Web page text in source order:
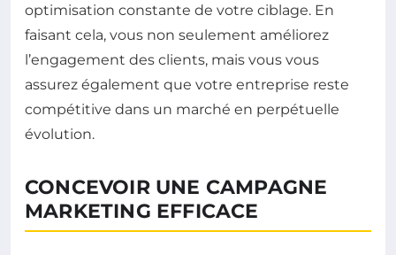
optimisation constante de votre ciblage. En
faisant cela, vous non seulement améliorez
l’engagement des clients, mais vous vous
assurez également que votre entreprise reste
compétitive dans un marché en perpétuelle
évolution.
CONCEVOIR UNE CAMPAGNE
MARKETING EFFICACE